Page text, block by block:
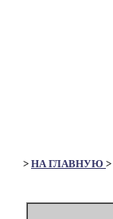
> НА ГЛАВНУЮ >